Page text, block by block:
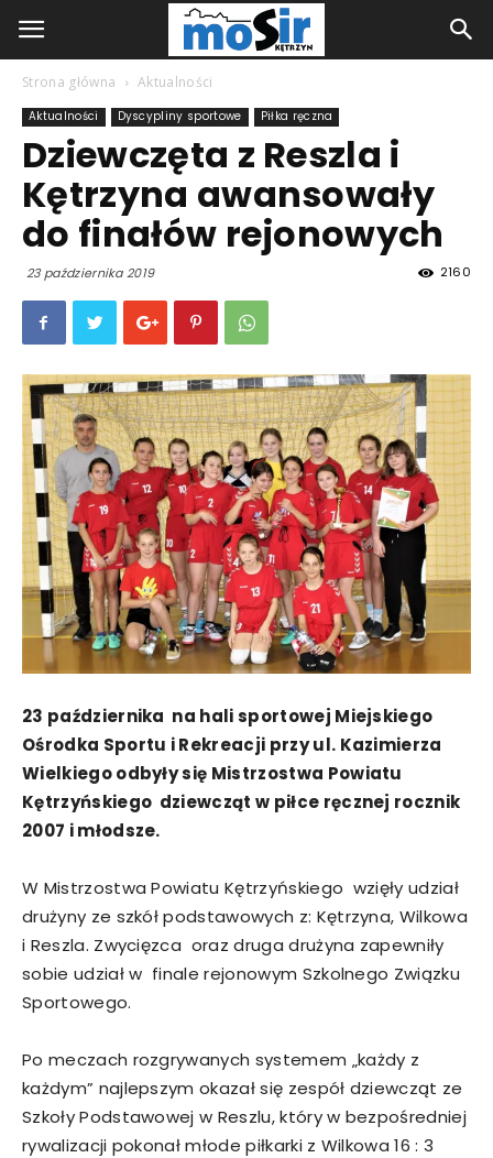
Strona główna Aktualności
Aktualności Dyscypliny sportowe Piłka ręczna
Dziewczęta z Reszla i
Kętrzyna awansowały
do finałów rejonowych
23 października 2019 2160
23 października na hali sportowej Miejskiego
Ośrodka Sportu i Rekreacji przy ul. Kazimierza
Wielkiego odbyły się Mistrzostwa Powiatu
Kętrzyńskiego dziewcząt w piłce ręcznej rocznik
2007 i młodsze.
W Mistrzostwa Powiatu Kętrzyńskiego wzięły udział
drużyny ze szkół podstawowych z: Kętrzyna, Wilkowa
i Reszla. Zwycięzca oraz druga drużyna zapewniły
sobie udział w finale rejonowym Szkolnego Związku
Sportowego.
Po meczach rozgrywanych systemem „każdy z
każdym” najlepszym okazał się zespół dziewcząt ze
Szkoły Podstawowej w Reszlu, który w bezpośredniej
rywalizacji pokonał młode piłkarki z Wilkowa 16 : 3